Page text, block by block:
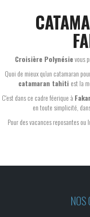
Croisière Polynésievous
Quoi de mieux qu'un catamaran
catamaran tahiti est la
C'est dans ce cadre féerique à
en toute simplicité,
Pour des vacances reposantes ou
NOS